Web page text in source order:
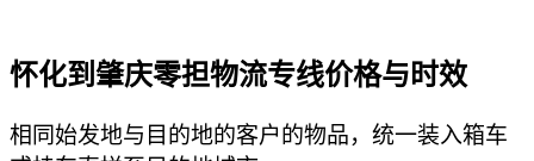
怀化到肇庆零担物流专线价格与时效
相同始发地与目的地的客户的物品，统一装入箱车